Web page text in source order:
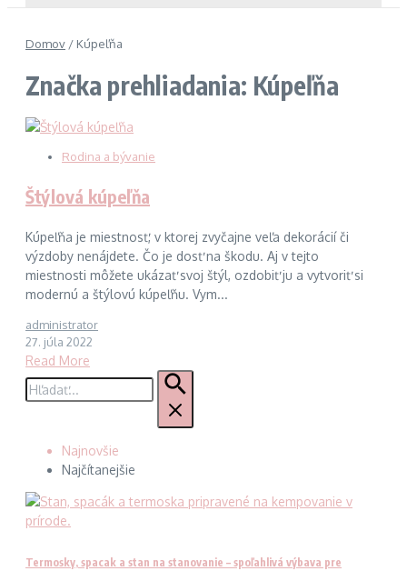
Domov / Kúpeľňa
Značka prehliadania: Kúpeľňa
Rodina a bývanie
Štýlová kúpeľňa
Kúpeľňa je miestnosť, v ktorej zvyčajne veľa dekorácií či
výzdoby nenájdete. Čo je dosť na škodu. Aj v tejto
miestnosti môžete ukázať svoj štýl, ozdobiť ju a vytvoriť si
modernú a štýlovú kúpeľňu. Vym...
administrator
27. júla 2022
Read More
Hľadať:
Najnovšie
Najčítanejšie
Termosky, spacak a stan na stanovanie – spoľahlivá výbava pre